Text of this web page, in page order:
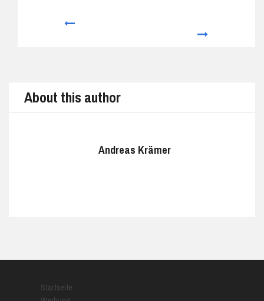
About this author
Andreas Krämer
Startseite